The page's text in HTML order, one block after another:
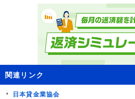
関連リンク
日本貸金業協会